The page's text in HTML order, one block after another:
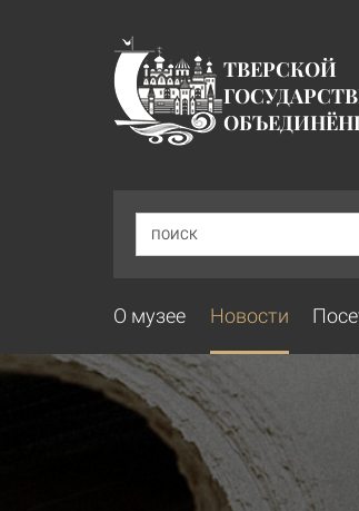
ТВЕРСКОЙ
ПОИСК
О музее Новости